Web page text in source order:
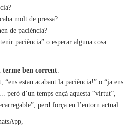
molt de pressa?
de paciència?
paciència” o esperar alguna cosa
terme ben corrent
“ens estan acabant la paciència!” o “ja ens
però d’un temps ençà aquesta “virtut”,
perd força en l’entorn actual: